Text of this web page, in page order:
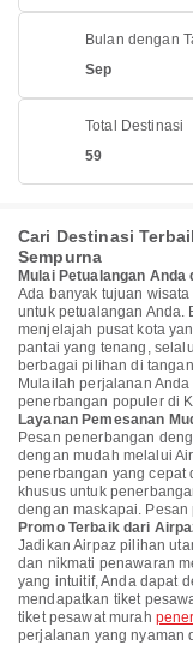
Bulan dengan
Sep
Total Destinasi
59
Cari Destinasi
Sempurna
Mulai Petualangan
Ada banyak tujuan
untuk petualangan Anda.
menjelajah pusat kota
pantai yang tenang,
berbagai pilihan di
Mulailah perjalanan
penerbangan populer di
Layanan Pemesanan
Pesan penerbangan
dengan mudah melalui
penerbangan yang cepat
khusus untuk
dengan maskapai.
Promo Terbaik dari
Jadikan Airpaz pilihan
dan nikmati penawaran
yang intuitif, Anda dapat
mendapatkan tiket
tiket pesawat murah
perjalanan yang nyaman